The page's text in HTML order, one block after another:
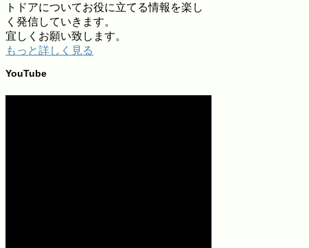
トドアについてお役に立てる情報を楽し
く発信していきます。
宜しくお願い致します。
もっと詳しく見る
YouTube